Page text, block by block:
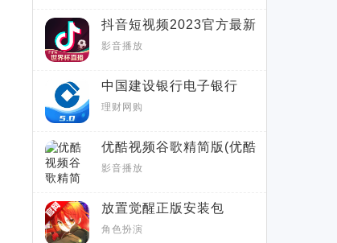
抖音短视频2023官方最新
安卓版
影音播放
中国建设银行电子银行
APP客户端
理财网购
优酷视频谷歌精简版(优酷
视频google商店版)
影音播放
放置觉醒正版安装包
角色扮演